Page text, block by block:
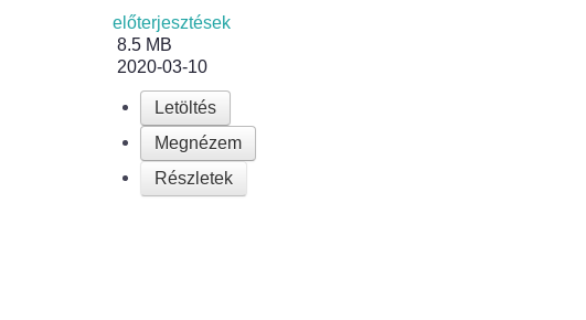
előterjesztések
8.5 MB
2020-03-10
Letöltés
Megnézem
Részletek